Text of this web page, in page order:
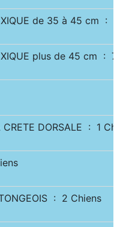
de 35 à 45 cm : 1
plus de 45 cm : 7
DORSALE : 1
: 2 Chiens